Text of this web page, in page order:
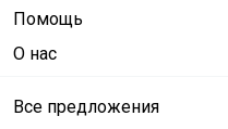
Помощь
О нас
Все предложения